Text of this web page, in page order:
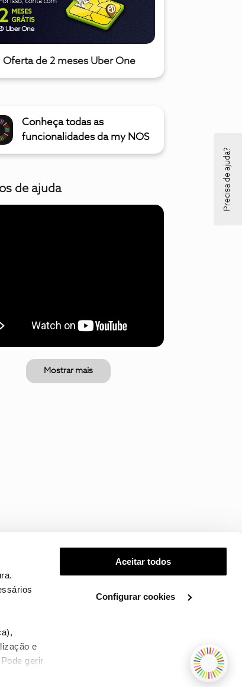
e
gerir
Aceitar todos
Configurar cookies
Oferta de 2 meses Uber One
Conheça todas as
funcionalidades da my NOS
de ajuda
Mostrar mais
Precisa de ajuda?